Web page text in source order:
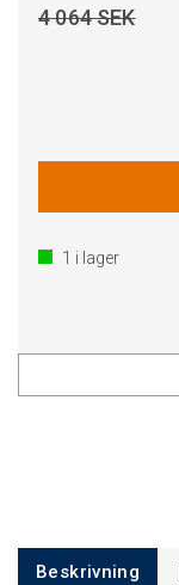
4 064 SEK
1 i lager
Beskrivning